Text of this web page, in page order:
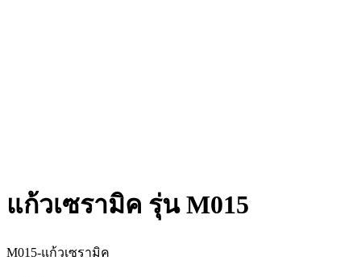
แก้วเซรามิค รุ่น M015
M015-แก้วเซรามิค